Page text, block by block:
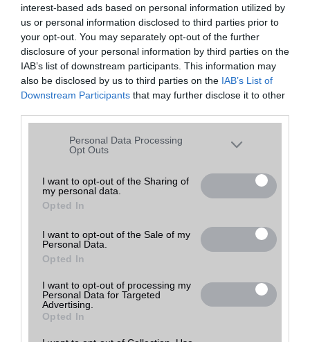
interest-based ads based on personal information utilized by
us or personal information disclosed to third parties prior to
your opt-out. You may separately opt-out of the further
disclosure of your personal information by third parties on the
IAB’s list of downstream participants. This information may
also be disclosed by us to third parties on the IAB’s List of
Downstream Participants that may further disclose it to other
services and may gather and store information including but
grant or deny consent to Google and its third-party tags to
use your data for below specified purposes in below Google
consent section.
Personal Data Processing
Opt Outs
I want to opt-out of the Sharing of
my personal data.
Opted In
I want to opt-out of the Sale of my
Personal Data.
Opted In
I want to opt-out of processing my
Personal Data for Targeted
Advertising.
Opted In
További ajánlatok
Mobil Adás-Vétel
Árpád
részlete
k
haszná
lt
22 000
Ft
(ne. 22
000)
Tovább a
bolthoz
k
lt
28 000
Mit tehetsz, ha elfelejtetted a lock screen mintát?
| SamMobile
Sokakban felmerül, hogy vajon mit lehet tenni akkor, ha Samsung
vagy a mintát. Szerencsére van megoldás.
A legjobb telefonok játékhoz